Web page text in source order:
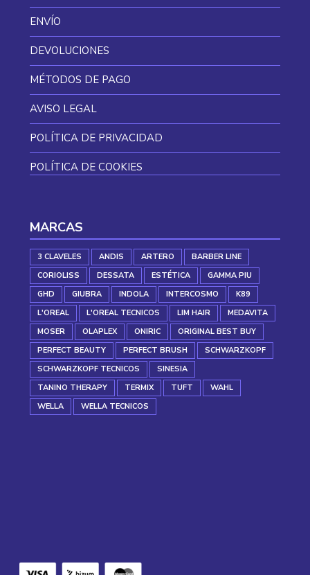
ENVÍO
DEVOLUCIONES
MÉTODOS DE PAGO
AVISO LEGAL
POLÍTICA DE PRIVACIDAD
POLÍTICA DE COOKIES
MARCAS
3 CLAVELES ANDIS ARTERO
BARBER LINE
CORIOLISS
DESSATA ESTÉTICA
GAMMA PIU
GHD
GIUBRA INDOLA INTERCOSMO
K89
L'OREAL
L'OREAL TECNICOS LIM HAIR
MEDAVITA
MOSER
OLAPLEX ONIRIC
ORIGINAL BEST BUY
PERFECT BEAUTY
PERFECT BRUSH
SCHWARZKOPF
SCHWARZKOPF TECNICOS
SINESIA
TANINO THERAPY
TERMIX TUFT
WAHL
WELLA
WELLA TECNICOS